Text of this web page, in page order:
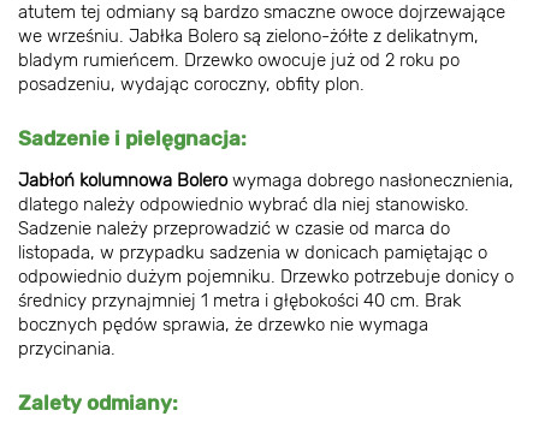
atutem tej odmiany są bardzo smaczne owoce dojrzewające
we wrześniu. Jabłka Bolero są zielono-żółte z delikatnym,
bladym rumieńcem. Drzewko owocuje już od 2 roku po
posadzeniu, wydając coroczny, obfity plon.
Sadzenie i pielęgnacja:
Jabłoń kolumnowa Bolerowymaga dobrego nasłonecznienia,
dlatego należy odpowiednio wybrać dla niej stanowisko.
Sadzenie należy przeprowadzić w czasie od marca do
listopada, w przypadku sadzenia w donicach pamiętając o
odpowiednio dużym pojemniku. Drzewko potrzebuje donicy o
średnicy przynajmniej 1 metra i głębokości 40 cm. Brak
bocznych pędów sprawia, że drzewko nie wymaga
przycinania.
Zalety odmiany: